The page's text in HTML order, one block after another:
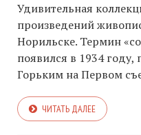
Удивительная
произведений
Норильске. Термин
появился в 1934 году,
Горьким на Первом
ЧИТАТЬ ДАЛЕЕ